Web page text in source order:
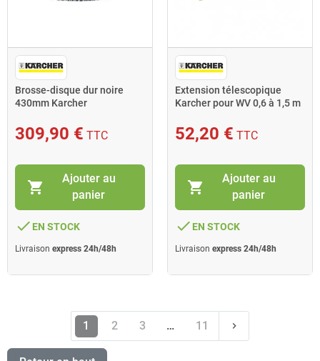
Brosse-disque dur noire
430mm Karcher
309,90 € TTC
shopping_cart
Ajouter au
panier
done EN STOCK
Livraison express 24h/48h
Extension télescopique
Karcher pour WV 0,6 à 1,5 m
52,20 € TTC
shopping_cart
Ajouter au
panier
done EN STOCK
Livraison express 24h/48h
1 2 3 … 11 keyboard_arrow_right